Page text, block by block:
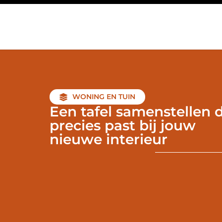
WONING EN TUIN
Een tafel samenstellen
precies past bij jouw
nieuwe interieur